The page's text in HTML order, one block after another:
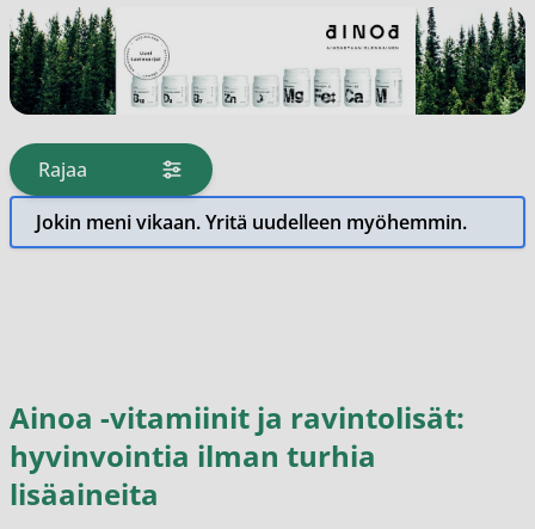
Rajaa
tuotteita
Jokin meni vikaan. Yritä uudelleen myöhemmin.
Ainoa -vitamiinit ja ravintolisät:
hyvinvointia ilman turhia
lisäaineita